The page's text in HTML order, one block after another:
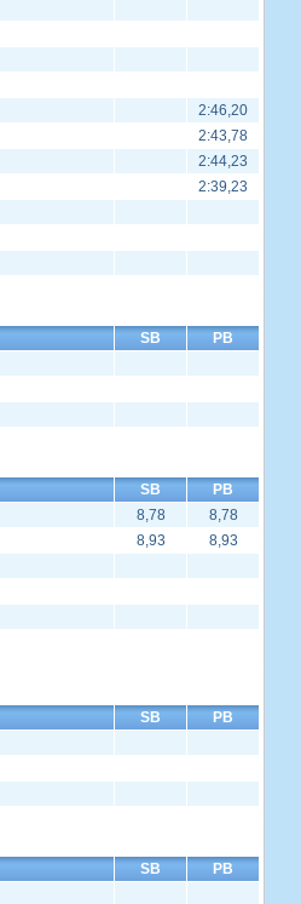
2:46,20
2:43,78
2:44,23
2:39,23
SB
PB
SB
PB
8,78
8,78
8,93
8,93
SB
PB
SB
PB